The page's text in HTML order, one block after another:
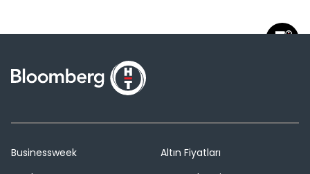
Businessweek
Altın Fiyatları